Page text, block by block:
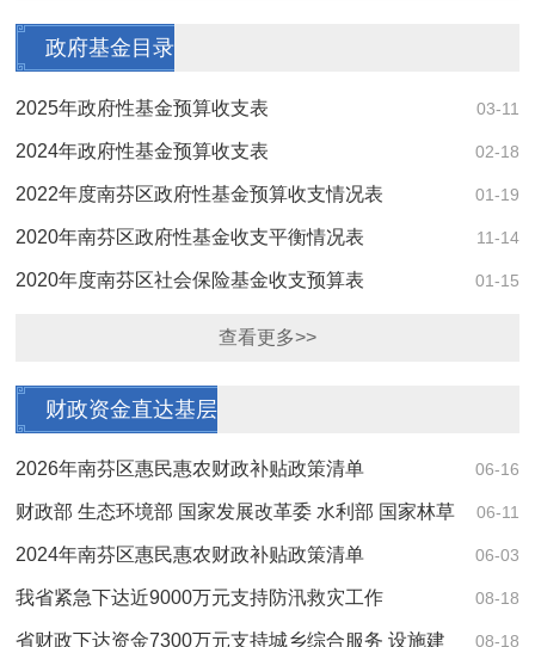
政府基金目录
03-11
2025年政府性基金预算收支表
02-18
2024年政府性基金预算收支表
01-19
2022年度南芬区政府性基金预算收支情况表
11-14
2020年南芬区政府性基金收支平衡情况表
01-15
2020年度南芬区社会保险基金收支预算表
查看更多>>
财政资金直达基层
06-16
2026年南芬区惠民惠农财政补贴政策清单
06-11
财政部 生态环境部 国家发展改革委 水利部 国家林草
局关于进一步健全横向生态保护补偿机制的意见 06-03
2024年南芬区惠民惠农财政补贴政策清单
08-18
我省紧急下达近9000万元支持防汛救灾工作
08-18
省财政下达资金7300万元支持城乡综合服务 设施建